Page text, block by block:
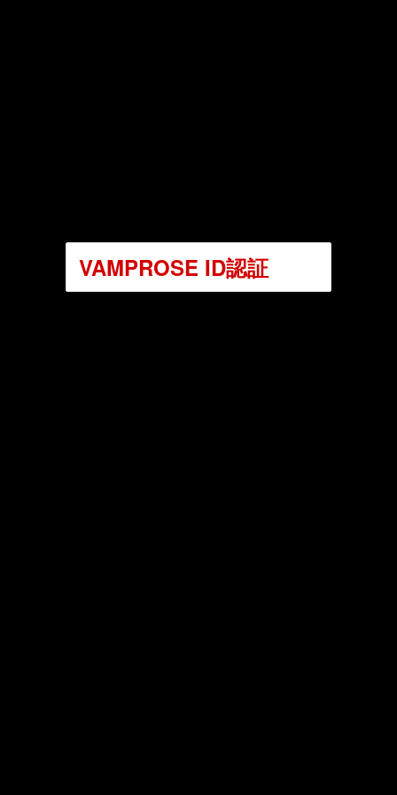
VAMPROSE ID認証